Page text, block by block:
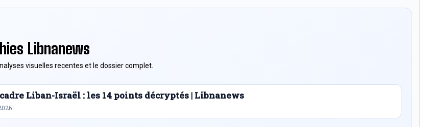
Libnanews
visuelles recentes et le dossier complet.
Liban-Israël : les 14 points décryptés | Libnanews